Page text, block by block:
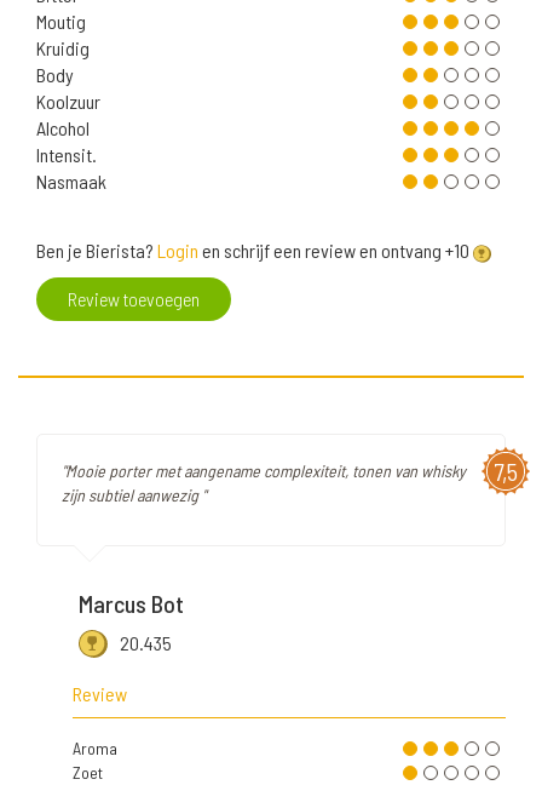
Moutig
Kruidig
Body
Koolzuur
Alcohol
Intensit.
Nasmaak
Ben je Bierista? Login en schrijf een review en ontvang +10
Review toevoegen
7,5
"Mooie porter met aangename complexiteit, tonen van whisky
zijn subtiel aanwezig "
Marcus Bot
20.435
Review
Aroma
Zoet